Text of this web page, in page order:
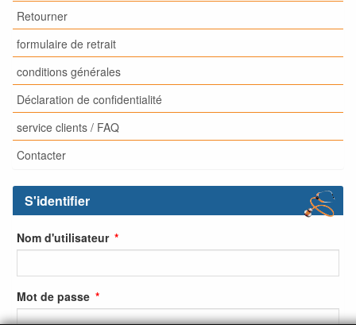
Retourner
formulaire de retrait
conditions générales
Déclaration de confidentialité
service clients / FAQ
Contacter
S'identifier
Nom d'utilisateur
Mot de passe